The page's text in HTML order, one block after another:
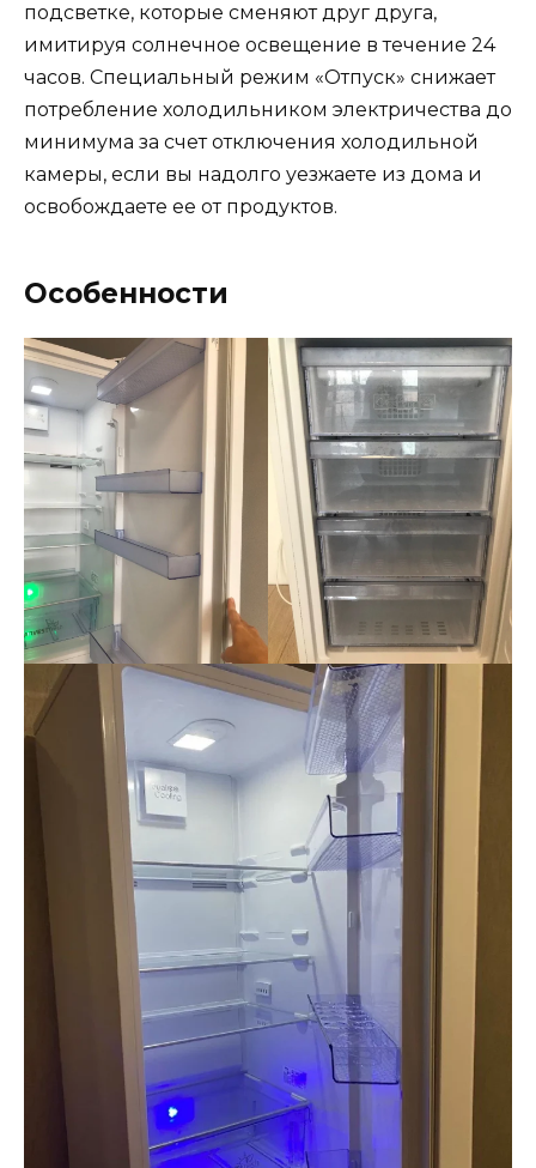
подсветке, которые сменяют друг друга,
имитируя солнечное освещение в течение 24
часов. Специальный режим «Отпуск» снижает
потребление холодильником электричества до
минимума за счет отключения холодильной
камеры, если вы надолго уезжаете из дома и
освобождаете ее от продуктов.
Особенности